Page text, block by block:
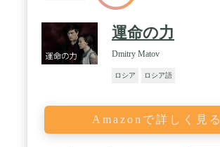
運命の力
Dmitry Matov
ロシア ロシア語
Amazonで詳しく見る